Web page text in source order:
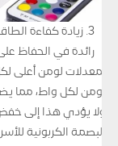
لومن لكل واط، مما
ولا يؤدي هذا إلى خفض
البصمة الكربونية